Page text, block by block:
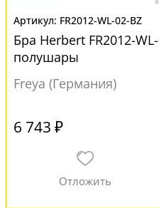
FR2012-WL-02-BZ
Бра Herbert FR2012-
полушары
Freya (Германия)
6 743 ₽